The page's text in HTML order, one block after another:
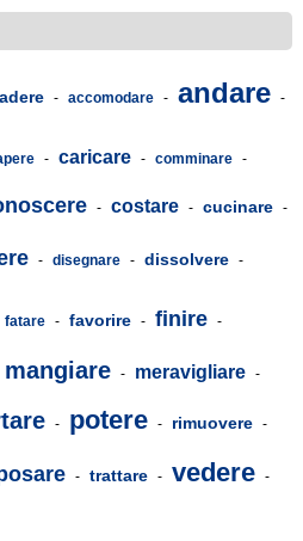
- accomodare - andare -
- caricare - comminare -
- costare - cucinare -
- disegnare - dissolvere -
fatare - favorire - finire -
mangiare - meravigliare -
- potere - rimuovere -
- trattare - vedere -